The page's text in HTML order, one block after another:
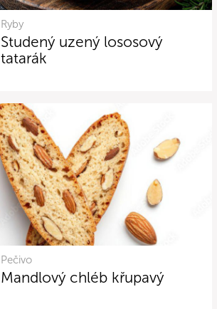
Ryby
Studený uzený lososový
tatarák
Pečivo
Mandlový chléb křupavý